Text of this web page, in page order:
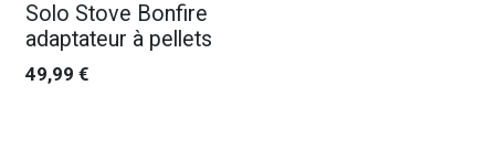
Solo Stove Bonfire
adaptateur à pellets
49,99 €